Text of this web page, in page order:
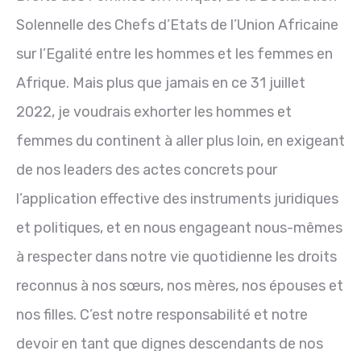
Solennelle des Chefs d’Etats de l’Union Africaine
sur l’Egalité entre les hommes et les femmes en
Afrique. Mais plus que jamais en ce 31 juillet
2022, je voudrais exhorter les hommes et
femmes du continent à aller plus loin, en exigeant
de nos leaders des actes concrets pour
l’application effective des instruments juridiques
et politiques, et en nous engageant nous-mêmes
à respecter dans notre vie quotidienne les droits
reconnus à nos sœurs, nos mères, nos épouses et
nos filles. C’est notre responsabilité et notre
devoir en tant que dignes descendants de nos